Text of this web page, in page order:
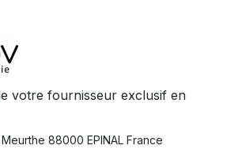
votre fournisseur exclusif en
88000 EPINAL France